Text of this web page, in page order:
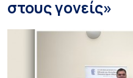
στους γονείς»